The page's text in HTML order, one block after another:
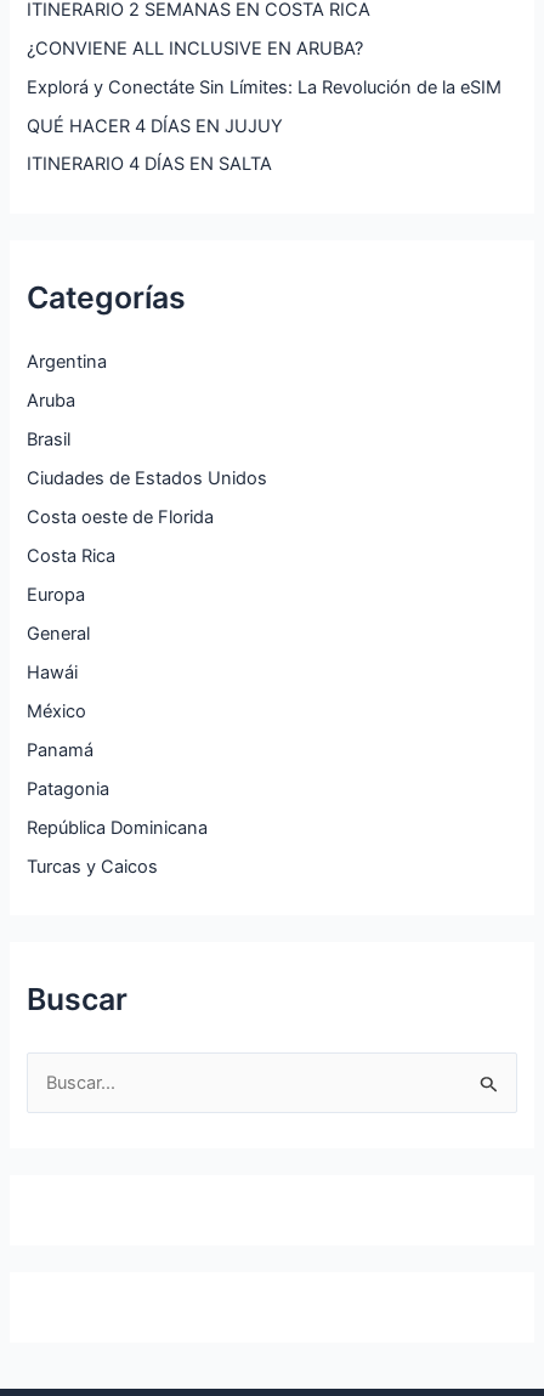
ITINERARIO 2 SEMANAS EN COSTA RICA
¿CONVIENE ALL INCLUSIVE EN ARUBA?
Explorá y Conectáte Sin Límites: La Revolución de la eSIM
QUÉ HACER 4 DÍAS EN JUJUY
ITINERARIO 4 DÍAS EN SALTA
Categorías
Argentina
Aruba
Brasil
Ciudades de Estados Unidos
Costa oeste de Florida
Costa Rica
Europa
General
Hawái
México
Panamá
Patagonia
República Dominicana
Turcas y Caicos
Buscar